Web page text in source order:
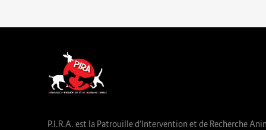
P.I.R.A. est la Patrouille d’Intervention et de Recherche